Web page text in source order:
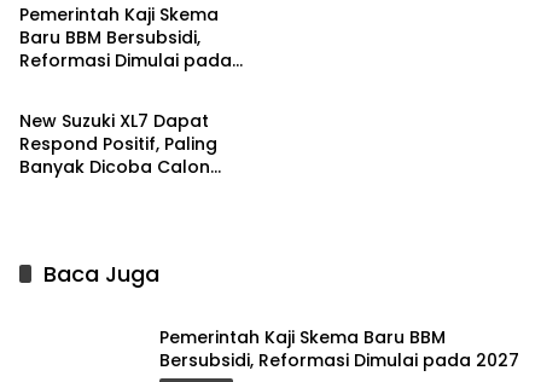
Pemerintah Kaji Skema
Baru BBM Bersubsidi,
Reformasi Dimulai pada
Headline
New Suzuki XL7 Dapat
Respond Positif, Paling
Banyak Dicoba Calon
Baca Juga
Pemerintah Kaji Skema Baru BBM
Bersubsidi, Reformasi Dimulai pada 2027